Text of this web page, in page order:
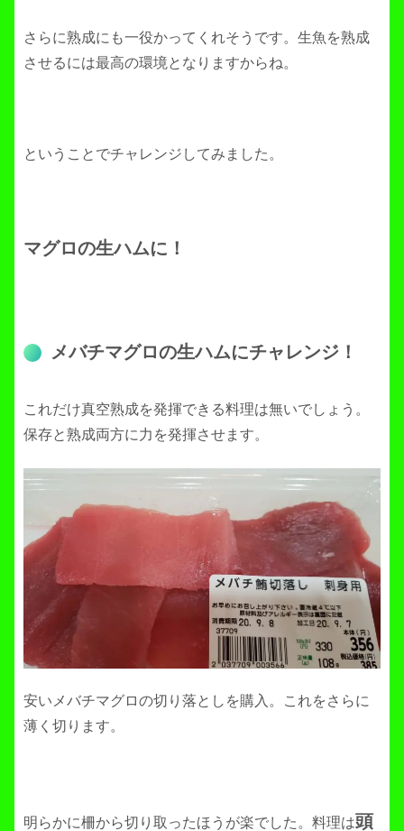
さらに熟成にも一役かってくれそうです。生魚を熟成
させるには最高の環境となりますからね。
ということでチャレンジしてみました。
マグロの生ハムに！
メバチマグロの生ハムにチャレンジ！
これだけ真空熟成を発揮できる料理は無いでしょう。
保存と熟成両方に力を発揮させます。
安いメバチマグロの切り落としを購入。これをさらに
薄く切ります。
明らかに柵から切り取ったほうが楽でした。料理は頭